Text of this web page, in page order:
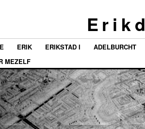
E r i k
ERIK ERIKSTAD I
ADELBURCHT
MEZELF